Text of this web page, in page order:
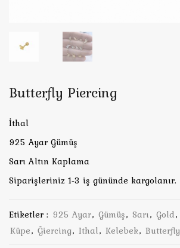
Butterfly Piercing
İthal
925 Ayar Gümüş
Sarı Altın Kaplama
Siparişleriniz 1-3 iş gününde kargolanır.
Etiketler : 925 Ayar, Gümüş, Sarı, Gold,
Küpe, Ğiercing, Ithal, Kelebek, Butterfly